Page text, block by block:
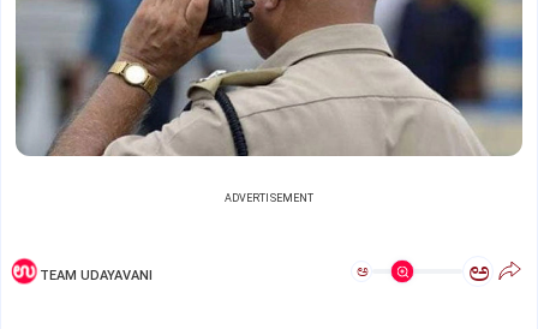
ADVERTISEMENT
TEAM UDAYAVANI ಅ ಅ